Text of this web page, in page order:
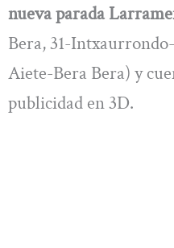
nueva parada
Bera, 31-
Aiete-Bera Bera) y
publicidad en 3D.